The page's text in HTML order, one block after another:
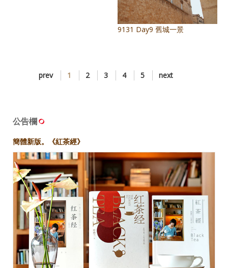
9131 Day9 舊城一景
prev 1 2 3 4 5 next
公告欄
簡體新版。《紅茶經》